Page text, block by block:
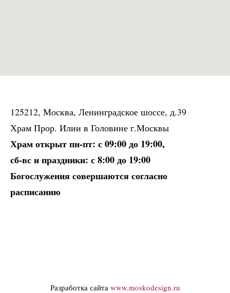
125212, Москва, Ленинградское шоссе, д.39
Храм Прор. Илии в Головине г.Москвы
Храм открыт пн-пт: с 09:00 до 19:00,
сб-вс и праздники: с 8:00 до 19:00
Богослужения совершаются согласно
расписанию
Разработка сайта www.moskodesign.ru